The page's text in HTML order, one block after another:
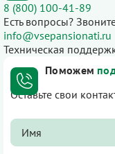
8 (800) 100-41-89
Есть вопросы?
info@vsepansionati.ru
Техническая
Поможем
Оставьте свои